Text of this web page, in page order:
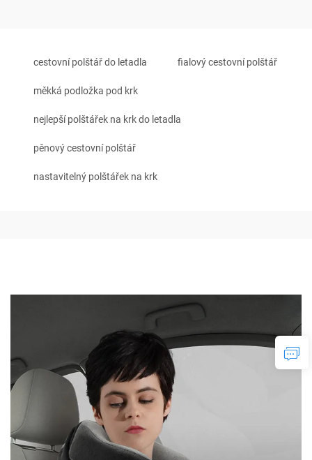
cestovní polštář do letadla fialový cestovní polštář
měkká podložka pod krk
nejlepší polštářek na krk do letadla
pěnový cestovní polštář
nastavitelný polštářek na krk